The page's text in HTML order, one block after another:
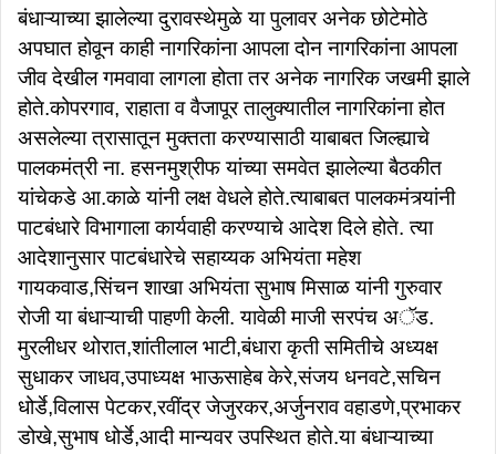
बंधाऱ्याच्या झालेल्या दुरावस्थेमुळे या पुलावर अनेक छोटेमोठे
अपघात होवून काही नागरिकांना आपला दोन नागरिकांना आपला
जीव देखील गमवावा लागला होता तर अनेक नागरिक जखमी झाले
होते.कोपरगाव, राहाता व वैजापूर तालुक्यातील नागरिकांना होत
असलेल्या त्रासातून मुक्तता करण्यासाठी याबाबत जिल्ह्याचे
पालकमंत्री ना. हसनमुश्रीफ यांच्या समवेत झालेल्या बैठकीत
यांचेकडे आ.काळे यांनी लक्ष वेधले होते.त्याबाबत पालकमंत्र्यांनी
पाटबंधारे विभागाला कार्यवाही करण्याचे आदेश दिले होते. त्या
आदेशानुसार पाटबंधारेचे सहाय्यक अभियंता महेश
गायकवाड,सिंचन शाखा अभियंता सुभाष मिसाळ यांनी गुरुवार
रोजी या बंधाऱ्याची पाहणी केली. यावेळी माजी सरपंच अॅड.
मुरलीधर थोरात,शांतीलाल भाटी,बंधारा कृती समितीचे अध्यक्ष
सुधाकर जाधव,उपाध्यक्ष भाऊसाहेब केरे,संजय धनवटे,सचिन
धोर्डे,विलास पेटकर,रवींद्र जेजुरकर,अर्जुनराव वहाडणे,प्रभाकर
डोखे,सुभाष धोर्डे,आदी मान्यवर उपस्थित होते.या बंधाऱ्याच्या